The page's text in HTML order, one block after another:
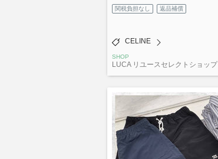
関税負担なし 返品補償
CELINE
SHOP
LUCA リユースセレクトショップ